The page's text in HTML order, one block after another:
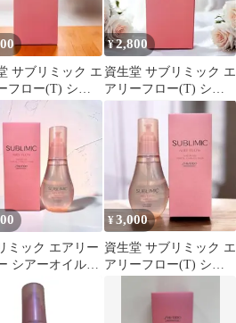
サブリミック エ
フロー(T) シア
ル 100mL
¥2,800
資生堂 サブリミック エ
アリーフロー(T) シア
ミック エアリー
シアーオイル
100mL
¥3,000
資生堂 サブリミック エ
アリーフロー(T) シア